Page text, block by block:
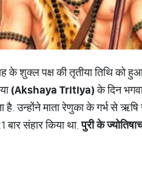
के शुक्ल पक्ष की तृतीया तिथि को
(Akshaya Tritiya)के दिन
है. उन्होंने माता रेणुका के गर्भ से
बार संहार किया था.पुरीके